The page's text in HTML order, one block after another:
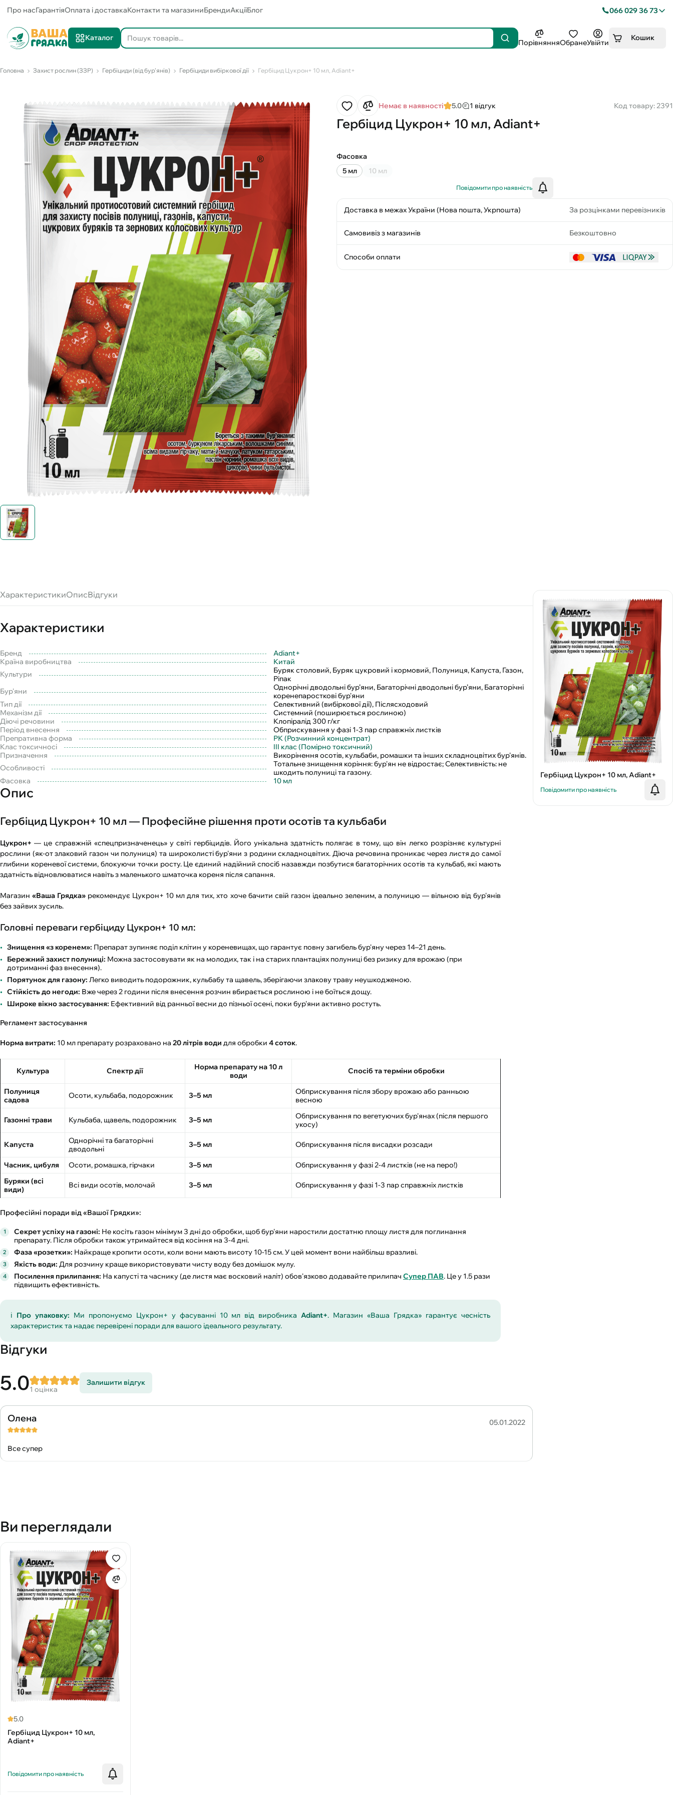
Про насГарантіяОплата і доставкаКонтакти та магазиниБрендиАкціїБлог 066 029 36 73
Каталог
ПорівнянняОбранеУвійти
Кошик
Головна Захист рослин (ЗЗР) Гербіциди (від бур'янів) Гербіциди вибіркової дії Гербіцид Цукрон+ 10 мл, Adiant+
Немає в наявності 5.0 1 відгук Код товару: 2391
Гербіцид Цукрон+ 10 мл, Adiant+
Фасовка
5 мл
10 мл
Повідомити про наявність
Доставка в межах України (Нова пошта, Укрпошта) За розцінками перевізників
Самовивіз з магазинів Безкоштовно
Способи оплати
ХарактеристикиОписВідгуки
Характеристики
Бренд
Adiant+
Країна виробництва
Китай
Культури
Буряк столовий, Буряк цукровий і кормовий, Полуниця, Капуста, Газон,
Ріпак
Бур'яни
Однорічні дводольні бур’яни, Багаторічні дводольні бур’яни, Багаторічні
коренепаросткові бур'яни
Тип дії
Селективний (вибіркової дії), Післясходовий
Механізм дії
Системний (поширюється рослиною)
Діючі речовини
Клопіралід 300 г/кг
Період внесення
Обприскування у фазі 1-3 пар справжніх листків
Препративна форма
РК (Розчинний концентрат)
Клас токсичносі
III клас (Помірно токсичний)
Призначення
Викорінення осотів, кульбаби, ромашки та інших складноцвітих бур'янів.
Особливості
Тотальне знищення коріння: бур'ян не відростає; Селективність: не
шкодить полуниці та газону.
Фасовка
10 мл
Опис
Гербіцид Цукрон+ 10 мл — Професійне рішення проти осотів та кульбаби
Цукрон+ — це справжній «спецпризначенець» у світі гербіцидів. Його унікальна здатність полягає в тому, що він легко розрізняє культурні
рослини (як-от злаковий газон чи полуниця) та широколисті бур'яни з родини складноцвітих. Діюча речовина проникає через листя до самої
глибини кореневої системи, блокуючи точки росту. Це єдиний надійний спосіб назавжди позбутися багаторічних осотів та кульбаб, які мають
здатність відновлюватися навіть з маленького шматочка кореня після сапання.
Магазин«Ваша Грядка» рекомендує Цукрон+ 10 мл для тих, хто хоче бачити свій газон ідеально зеленим, а полуницю — вільною від бур'янів
без зайвих зусиль.
Головні переваги гербіциду Цукрон+ 10 мл:
Знищення «з коренем»: Препарат зупиняє поділ клітин у кореневищах, що гарантує повну загибель бур'яну через 14–21 день.
Бережний захист полуниці: Можна застосовувати як на молодих, так і на старих плантаціях полуниці без ризику для врожаю (при
дотриманні фаз внесення).
Порятунок для газону: Легко виводить подорожник, кульбабу та щавель, зберігаючи злакову траву неушкодженою.
Стійкість до негоди: Вже через 2 години після внесення розчин вбирається рослиною і не боїться дощу.
Широке вікно застосування: Ефективний від ранньої весни до пізньої осені, поки бур'яни активно ростуть.
Регламент застосування
Норма витрати: 10 мл препарату розраховано на 20 літрів води для обробки 4 соток.
Культура Спектр дії
Норма препарату на 10 л
води
Спосіб та терміни обробки
Полуниця
садова
Осоти, кульбаба, подорожник 3–5 мл
Обприскування після збору врожаю або ранньою
весною
Газонні трави Кульбаба, щавель, подорожник 3–5 мл
Обприскування по вегетуючих бур'янах (після першого
укосу)
Капуста
Однорічні та багаторічні
дводольні
3–5 мл Обприскування після висадки розсади
Часник, цибуля Осоти, ромашка, гірчаки 3–5 мл
Обприскування у фазі 2-4 листків (не на перо!)
Буряки (всі
види)
Всі види осотів, молочай 3–5 мл Обприскування у фазі 1-3 пар справжніх листків
Професійні поради від «Вашої Грядки»:
Секрет успіху на газоні: Не косіть газон мінімум 3 дні до обробки, щоб бур'яни наростили достатню площу листя для поглинання
препарату. Після обробки також утримайтеся від косіння на 3-4 дні.
Фаза «розетки»: Найкраще кропити осоти, коли вони мають висоту 10-15 см. У цей момент вони найбільш вразливі.
Якість води: Для розчину краще використовувати чисту воду без домішок мулу.
Посилення прилипання: На капусті та часнику (де листя має восковий наліт) обов'язково додавайте прилипач Супер ПАВ. Це у 1.5 рази
підвищить ефективність.
ℹ️ Про упаковку: Ми пропонуємо Цукрон+ у фасуванні 10 мл від виробника Adiant+. Магазин «Ваша Грядка» гарантує чесність
характеристик та надає перевірені поради для вашого ідеального результату.
Відгуки
5.01 оцінка
Залишити відгук
Олена 05.01.2022
Все супер
Гербіцид Цукрон+ 10 мл, Adiant+
Повідомити про наявність
Ви переглядали
5.0
Гербіцид Цукрон+ 10 мл,
Adiant+
Повідомити про наявність